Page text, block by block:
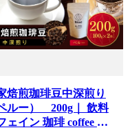
焙煎珈琲豆中深煎り
ルー） 200g｜ 飲料
ェイン 珈琲 coffee コ